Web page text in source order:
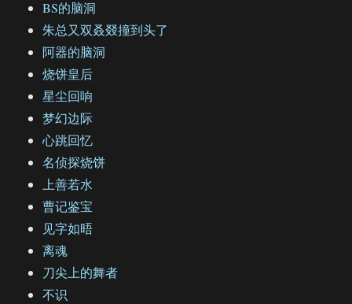
BS的脑洞
朱总又双叒叕撞到头了
阿器的脑洞
烧饼皇后
星尘回响
梦幻边际
心跳回忆
名侦探烧饼
上善若水
曹记鉴宝
见字如晤
离魂
刀尖上的舞者
不识